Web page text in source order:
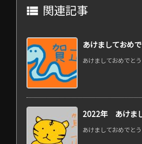
 関連記事
あけましておめ
あけましておめでと
2022年 あけま
あけましておめでと